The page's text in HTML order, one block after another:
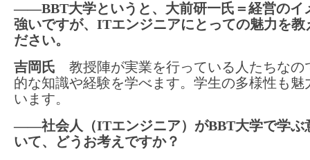
――BBT大学というと、大前研一氏＝経営のイ
強いですが、ITエンジニアにとっての魅力を教
ださい。
吉岡氏 教授陣が実業を行っている人たちなの
的な知識や経験を学べます。学生の多様性も魅
います。
――社会人（ITエンジニア）がBBT大学で学ぶ
いて、どうお考えですか？